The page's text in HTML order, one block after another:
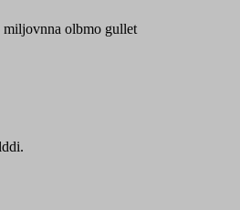
miljovnna olbmo gullet